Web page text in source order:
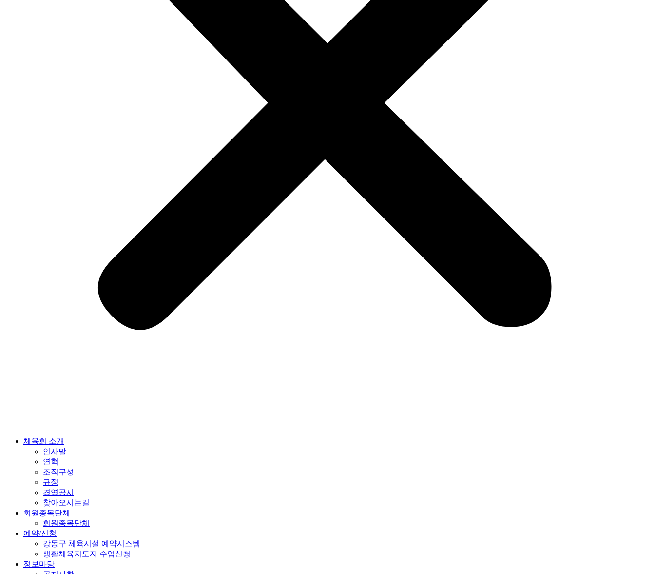
체육회 소개
인사말
연혁
조직구성
규정
경영공시
찾아오시는길
회원종목단체
회원종목단체
예약/신청
강동구 체육시설 예약시스템
생활체육지도자 수업신청
정보마당